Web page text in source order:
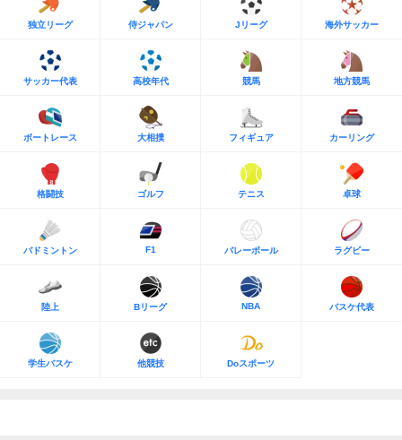
独立リーグ 侍ジャパン Jリーグ 海外サッカー
サッカー代表 高校年代 競馬 地方競馬
ボートレース 大相撲 フィギュア カーリング
格闘技 ゴルフ テニス 卓球
バドミントン F1 バレーボール ラグビー
陸上 Bリーグ NBA バスケ代表
学生バスケ 他競技 Doスポーツ